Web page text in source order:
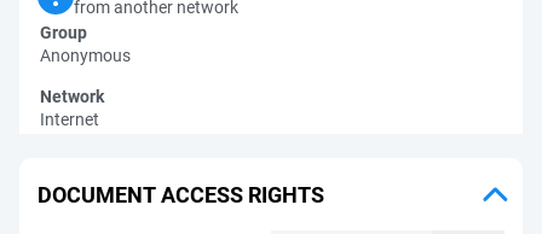
from another network
Group
Anonymous
Network
Internet
DOCUMENT ACCESS RIGHTS